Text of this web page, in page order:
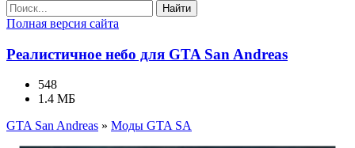
Найти
Полная версия сайта
Реалистичное небо для GTA San Andreas
548
1.4 МБ
GTA San Andreas » Моды GTA SA